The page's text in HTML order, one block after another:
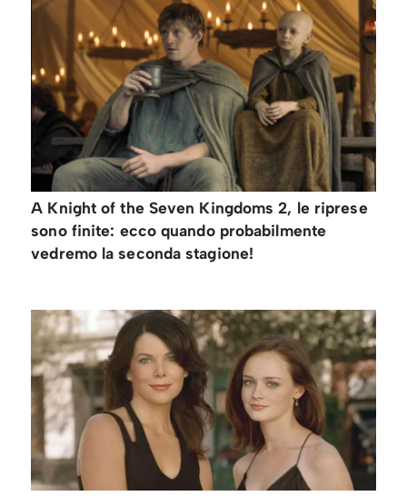
A Knight of the Seven Kingdoms 2, le riprese
sono finite: ecco quando probabilmente
vedremo la seconda stagione!